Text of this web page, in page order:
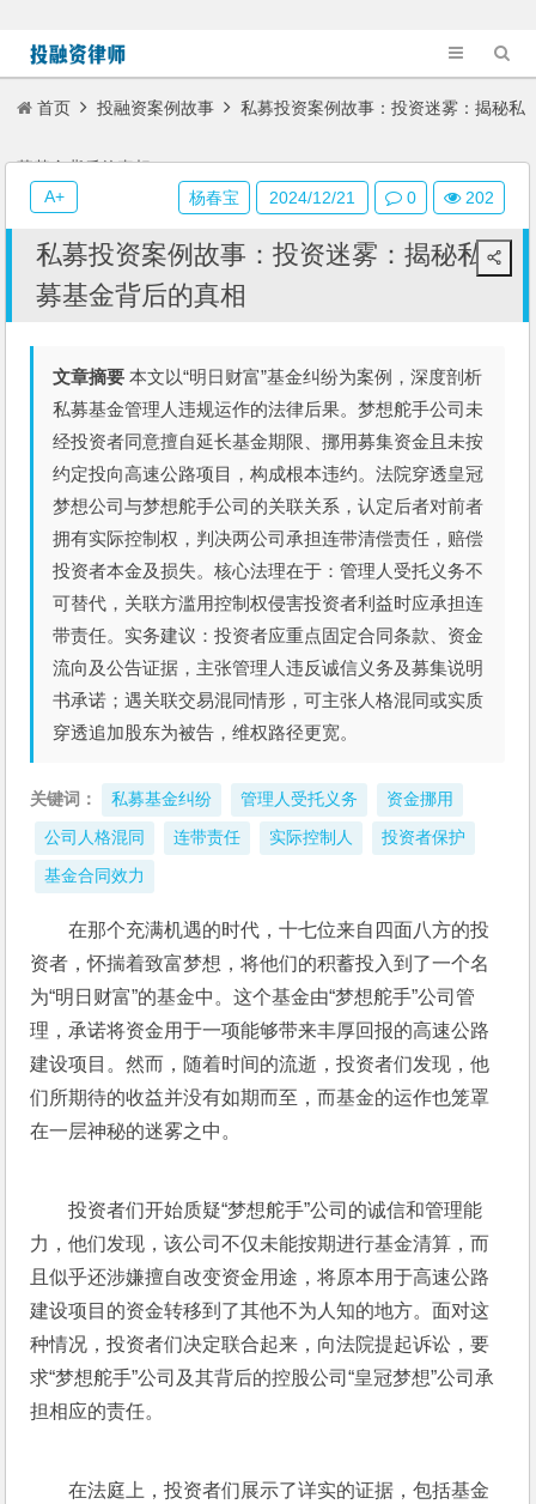
首页 投融资案例故事 私募投资案例故事：投资迷雾：揭秘私
募基金背后的真相
私募投资案例故事：投资迷雾：揭秘私
募基金背后的真相
文章摘要 本文以“明日财富”基金纠纷为案例，深度剖析
私募基金管理人违规运作的法律后果。梦想舵手公司未
经投资者同意擅自延长基金期限、挪用募集资金且未按
约定投向高速公路项目，构成根本违约。法院穿透皇冠
梦想公司与梦想舵手公司的关联关系，认定后者对前者
拥有实际控制权，判决两公司承担连带清偿责任，赔偿
投资者本金及损失。核心法理在于：管理人受托义务不
可替代，关联方滥用控制权侵害投资者利益时应承担连
带责任。实务建议：投资者应重点固定合同条款、资金
流向及公告证据，主张管理人违反诚信义务及募集说明
书承诺；遇关联交易混同情形，可主张人格混同或实质
穿透追加股东为被告，维权路径更宽。
关键词： 私募基金纠纷 管理人受托义务 资金挪用
公司人格混同 连带责任 实际控制人 投资者保护
基金合同效力
在那个充满机遇的时代，十七位来自四面八方的投
资者，怀揣着致富梦想，将他们的积蓄投入到了一个名
为“明日财富”的基金中。这个基金由“梦想舵手”公司管
理，承诺将资金用于一项能够带来丰厚回报的高速公路
建设项目。然而，随着时间的流逝，投资者们发现，他
们所期待的收益并没有如期而至，而基金的运作也笼罩
在一层神秘的迷雾之中。
投资者们开始质疑“梦想舵手”公司的诚信和管理能
力，他们发现，该公司不仅未能按期进行基金清算，而
且似乎还涉嫌擅自改变资金用途，将原本用于高速公路
建设项目的资金转移到了其他不为人知的地方。面对这
种情况，投资者们决定联合起来，向法院提起诉讼，要
求“梦想舵手”公司及其背后的控股公司“皇冠梦想”公司承
担相应的责任。
在法庭上，投资者们展示了详实的证据，包括基金
杨春宝 2024/12/21 0 202
A+